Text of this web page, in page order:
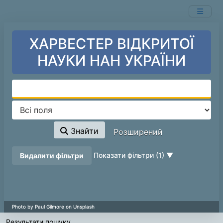
ХАРВЕСТЕР ВІДКРИТОЇ
НАУКИ НАН УКРАЇНИ
Знайти Розширений
Видалити фільтри Показати фільтри (1)